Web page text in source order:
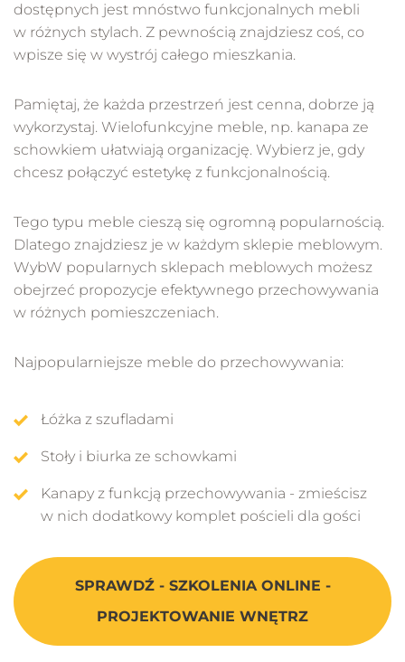
dostępnych jest mnóstwo funkcjonalnych mebli
w różnych stylach. Z pewnością znajdziesz coś, co
wpisze się w wystrój całego mieszkania.
Pamiętaj, że każda przestrzeń jest cenna, dobrze ją
wykorzystaj. Wielofunkcyjne meble, np. kanapa ze
schowkiem ułatwiają organizację. Wybierz je, gdy
chcesz połączyć estetykę z funkcjonalnością.
Tego typu meble cieszą się ogromną popularnością.
Dlatego znajdziesz je w każdym sklepie meblowym.
WybW popularnych sklepach meblowych możesz
obejrzeć propozycje efektywnego przechowywania
w różnych pomieszczeniach.
Najpopularniejsze meble do przechowywania:
Łóżka z szufladami
Stoły i biurka ze schowkami
Kanapy z funkcją przechowywania - zmieścisz
w nich dodatkowy komplet pościeli dla gości
SPRAWDŹ - SZKOLENIA ONLINE -
PROJEKTOWANIE WNĘTRZ